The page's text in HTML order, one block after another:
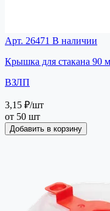
Арт. 26471 В наличии
Крышка для стакана 90
ВЗЛП
3,15 ₽/шт
от 50 шт
Добавить в корзину